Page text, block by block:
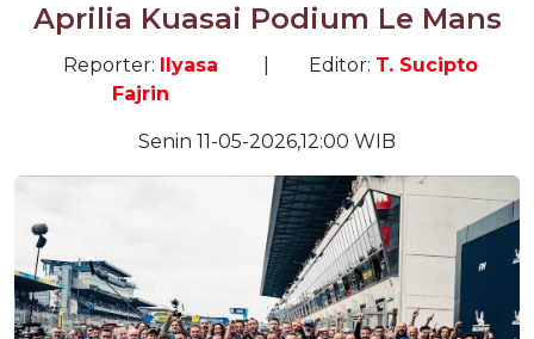
Aprilia Kuasai Podium Le Mans
Reporter: Ilyasa
Fajrin
Editor: T. Sucipto
Senin 11-05-2026,12:00 WIB